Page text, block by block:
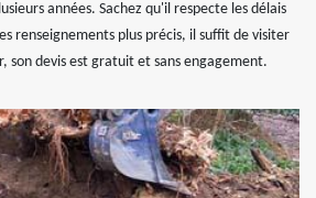
années. Sachez qu'il respecte les délais
renseignements plus précis, il suffit de visiter
son devis est gratuit et sans engagement.